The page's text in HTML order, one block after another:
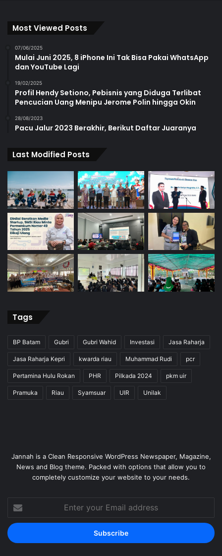
Most Viewed Posts
07/06/2025
Mulai Juni 2025, 8 iPhone Ini Tak Bisa Pakai WhatsApp
dan YouTube Lagi
19/02/2025
Profil Hendy Setiono, Pebisnis yang Diduga Terlibat
Pencucian Uang Menipu Jerome Polin hingga Okin
28/08/2023
Pacu Jalur 2023 Berakhir, Berikut Daftar Juaranya
Last Modified Posts
Tags
BP Batam Gubri Gubri Wahid Investasi Jasa Raharja
Jasa Raharja Kepri kwarda riau Muhammad Rudi pcr
Pertamina Hulu Rokan PHR Pilkada 2024 pkm uir
Pramuka Riau Syamsuar UIR Unilak
Jannah is a Clean Responsive WordPress Newspaper, Magazine,
News and Blog theme. Packed with options that allow you to
completely customize your website to your needs.
your
Email
address